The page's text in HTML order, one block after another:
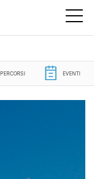
PERCORSI EVENTI